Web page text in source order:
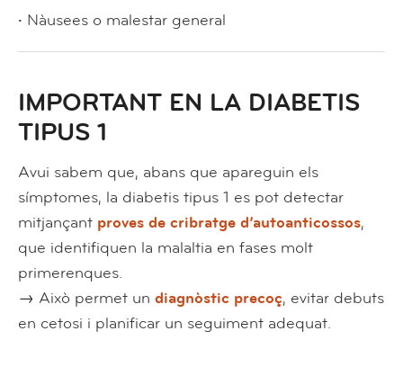
· Nàusees o malestar general
IMPORTANT EN LA DIABETIS
TIPUS 1
Avui sabem que, abans que apareguin els
símptomes, la diabetis tipus 1 es pot detectar
mitjançant proves de cribratge d’autoanticossos,
que identifiquen la malaltia en fases molt
primerenques.
→ Això permet un diagnòstic precoç, evitar debuts
en cetosi i planificar un seguiment adequat.